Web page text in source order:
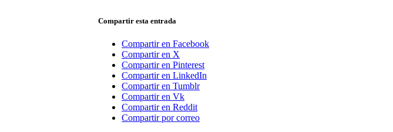
Compartir esta entrada
Compartir en Facebook
Compartir en X
Compartir en Pinterest
Compartir en LinkedIn
Compartir en Tumblr
Compartir en Vk
Compartir en Reddit
Compartir por correo